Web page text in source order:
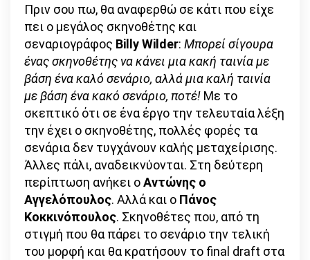
Πριν σου πω, θα αναφερθώ σε κάτι που είχε
πει ο μεγάλος σκηνοθέτης και
σεναριογράφος BillyWilder: Μπορεί σίγουρα
ένας σκηνοθέτης να κάνει μια κακή ταινία με
βάση ένα καλό σενάριο, αλλά μια καλή ταινία
με βάση ένα κακό σενάριο, ποτέ! Με το
σκεπτικό ότι σε ένα έργο την τελευταία λέξη
την έχει ο σκηνοθέτης, πολλές φορές τα
σενάρια δεν τυγχάνουν καλής μεταχείρισης.
Άλλες πάλι, αναδεικνύονται. Στη δεύτερη
περίπτωση ανήκει οΑντώνης ο
Αγγελόπουλος. Αλλά και ο Πάνος
Κοκκινόπουλος. Σκηνοθέτες που, από τη
στιγμή που θα πάρει το σενάριο την τελική
του μορφή και θα κρατήσουν το final draft στα